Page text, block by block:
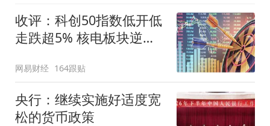
收评：科创50指数低开低
走跌超5% 核电板块逆势
网易财经 164跟贴
央行：继续实施好适度宽
松的货币政策